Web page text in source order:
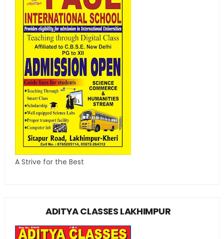
A Strive for the Best
ADITYA CLASSES LAKHIMPUR